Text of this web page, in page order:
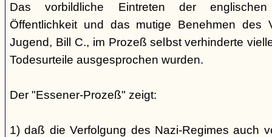
Das vorbildliche Eintreten der
Öffentlichkeit und das mutige Benehmen des
Jugend, Bill C., im Prozeß selbst verhinderte
Todesurteile ausgesprochen wurden.
Der "Essener-Prozeß" zeigt:
1) daß die Verfolgung des Nazi-Regimes auch